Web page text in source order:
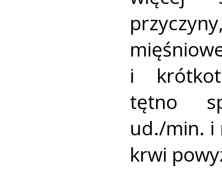
i
tętno
ud./min. i
krwi